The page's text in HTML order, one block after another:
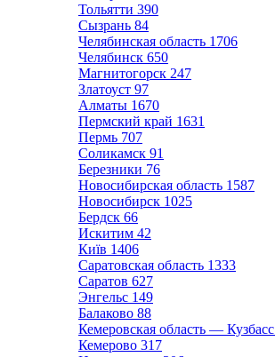
Тольятти 390
Сызрань 84
Челябинская область 1706
Челябинск 650
Магнитогорск 247
Златоуст 97
Алматы 1670
Пермский край 1631
Пермь 707
Соликамск 91
Березники 76
Новосибирская область 1587
Новосибирск 1025
Бердск 66
Искитим 42
Київ 1406
Саратовская область 1333
Саратов 627
Энгельс 149
Балаково 88
Кемеровская область — Кузбасс
Кемерово 317